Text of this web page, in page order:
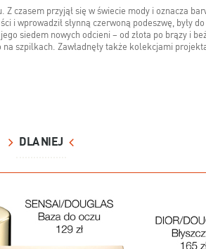
Z czasem przyjął się w świecie mody i oznacza
i wprowadził słynną czerwoną podeszwę, były
siedem nowych odcieni – od złota po brązy i
szpilkach. Zawładnęły także kolekcjami
DLA NIEJ